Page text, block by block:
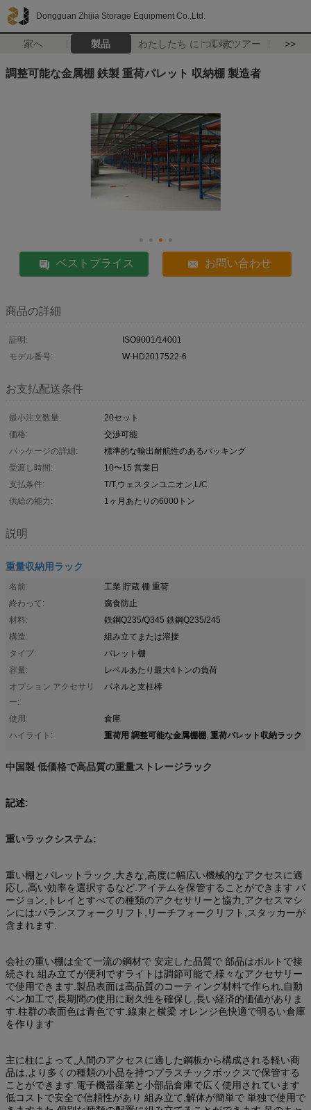
Dongguan Zhijia Storage Equipment Co.,Ltd.
家へ 製品 わたしたち に つい て工場 ツアー >>
調整可能な金属棚 鉄製 重荷パレット 収納棚 製造者
ベストプライス お問い合わせ
商品の詳細
証明:
ISO9001/14001
モデル番号:
W-HD2017522-6
お支払配送条件
最小注文数量:
20セット
価格:
交渉可能
パッケージの詳細:
標準的な輸出耐航性のあるパッキング
受渡し時間:
10〜15 営業日
支払条件:
T/T,ウェスタンユニオン,L/C
供給の能力:
1ヶ月あたりの6000トン
説明
重量収納用ラック
名前:
工業 貯蔵 棚 重荷
終わって:
腐食防止
材料:
鉄鋼Q235/Q345 鉄鋼Q235/245
構造:
組み立てまたは溶接
タイプ:
パレット棚
容量:
レベルあたり最大4トンの負荷
オプション アクセサリ
ー:
パネルと支柱棒
使用:
倉庫
ハイライト:
重荷用 調整可能な金属棚棚, 重荷パレット収納ラック
中国製 低価格で高品質の重量ストレージラック
記述:
重いラックシステム:
重い棚とパレットラック,大きな,高度に幅広い機械的なアクセスに適
応し,高い効率を選択するなど.アイテムを保管することができます バ
ージョン,トレイとすべての種類のアクセサリーと協力,アクセスマシ
ンには:バランスフォークリフト,リーチフォークリフト,スタッカーが
含まれます.
会社の重い棚は全て一流の鋼材で 安定した品質で 部品はボルトで接
続され 組み立てが便利ですライトは調節可能で,様々なアクセサリー
で使用できます.製品表面は高品質のコーティング材料で作られ,自動
ペン加工で,長期間の使用に耐久性を確保し,長い経済的価値がありま
す.柱群の表面色は青色です.線束と横梁 オレンジ色快適で明るい倉庫
を作ります
主に柱によって,人間のアクセスに適した鋼板から構成される軽い商
品は,より多くの種類の小品を持つプラスチックボックスで保管する
ことができます.電子機器産業と小部品倉庫で広く使用されています
低コストで安全で信頼性があり 組み立て,解体が簡単で 単独で使用で